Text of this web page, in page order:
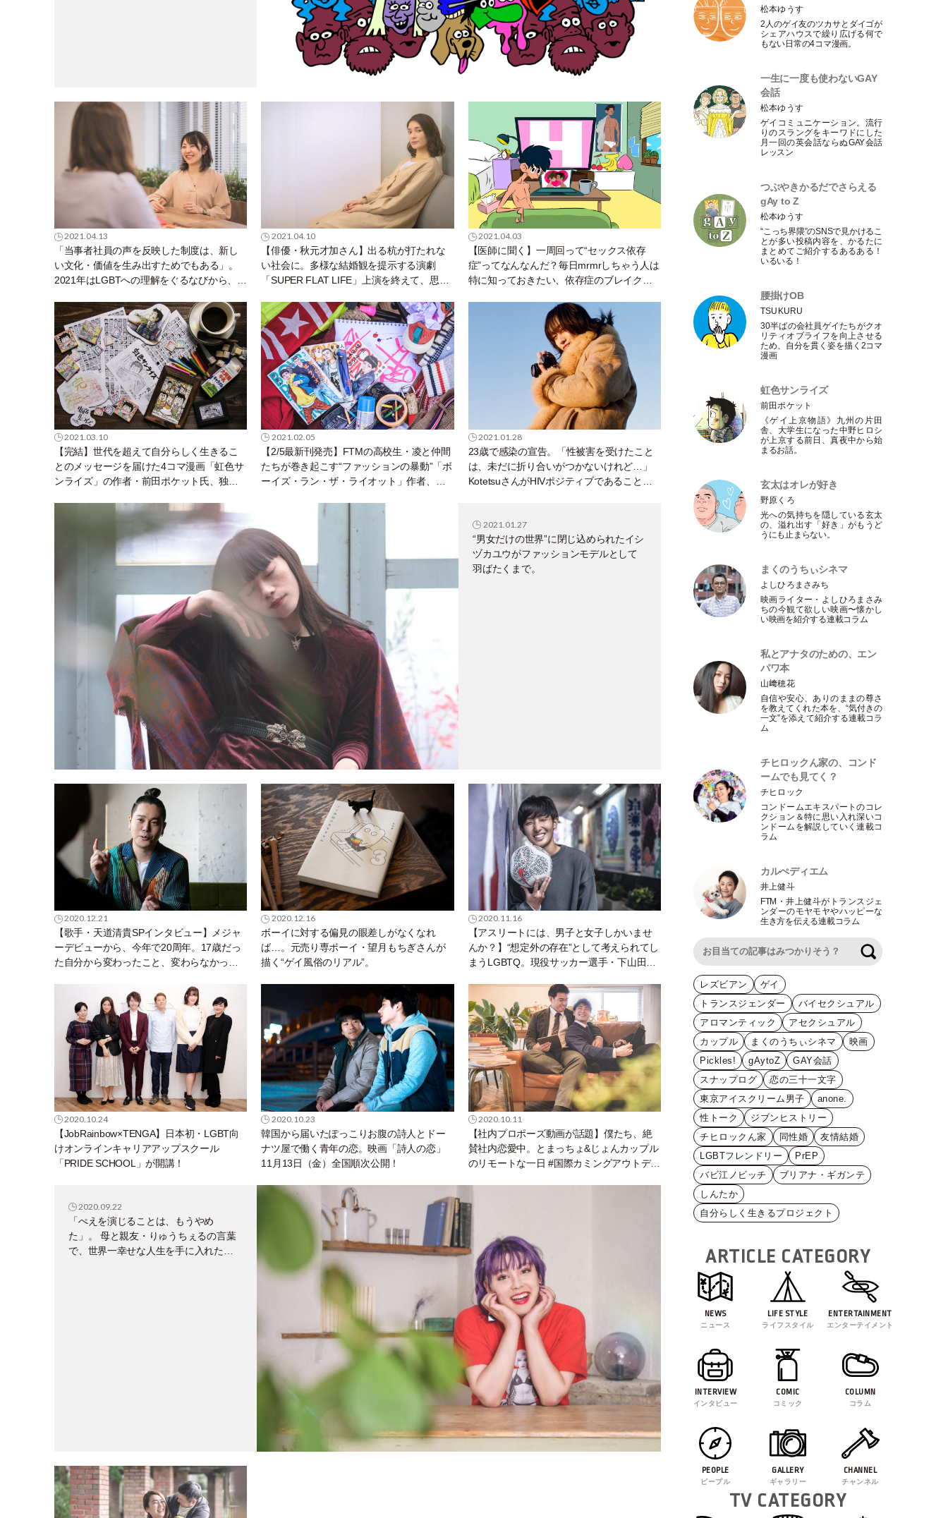
2021.04.13
「当事者社員の声を反映した制度は、新し
い文化・価値を生み出すためでもある」。
2021年はLGBTへの理解をぐるなびから、飲
2021.04.10
【俳優・秋元才加さん】出る杭が打たれな
い社会に。多様な結婚観を提示する演劇
「SUPER FLAT LIFE」上演を終えて、思う
2021.04.03
【医師に聞く】一周回って“セックス依存
症”ってなんなんだ？毎日mrmrしちゃう人は
特に知っておきたい、依存症のブレイクス
2021.03.10
【完結】世代を超えて自分らしく生きるこ
とのメッセージを届けた4コマ漫画「虹色サ
ンライズ」の作者・前田ポケット氏、独占
2021.02.05
【2/5最新刊発売】FTMの高校生・凌と仲間
たちが巻き起こす“ファッションの暴動”「ボ
ーイズ・ラン・ザ・ライオット」作者、学
2021.01.28
23歳で感染の宣告。「性被害を受けたこと
は、未だに折り合いがつかないけれど…」
KotetsuさんがHIVポジティブであることを
2021.01.27
“男女だけの世界”に閉じ込められたイシ
ヅカユウがファッションモデルとして
羽ばたくまで。
2020.12.21
【歌手・天道清貴SPインタビュー】メジャ
ーデビューから、今年で20周年。17歳だっ
た自分から変わったこと、変わらなかった
2020.12.16
ボーイに対する偏見の眼差しがなくなれ
ば…。元売り専ボーイ・望月もちぎさんが
描く“ゲイ風俗のリアル”。
2020.11.16
【アスリートには、男子と女子しかいませ
んか？】“想定外の存在”として考えられてし
まうLGBTQ。現役サッカー選手・下山田志
2020.10.24
【JobRainbow×TENGA】日本初・LGBT向
けオンラインキャリアアップスクール
「PRIDE SCHOOL」が開講！
2020.10.23
韓国から届いたぽっこりお腹の詩人とドー
ナツ屋で働く青年の恋。映画「詩人の恋」
11月13日（金）全国順次公開！
2020.10.11
【社内プロポーズ動画が話題】僕たち、絶
賛社内恋愛中。とまっちょ&じょんカップル
のリモートな一日 #国際カミングアウトデー
2020.09.22
「ぺえを演じることは、もうやめ
た」。 母と親友・りゅうちぇるの言葉
で、世界一幸せな人生を手に入れたぺ
松本ゆうす
2人のゲイ友のツカサとダイゴが
シェアハウスで繰り広げる何で
もない日常の4コマ漫画。
一生に一度も使わないGAY
会話
松本ゆうす
ゲイコミュニケーション。流行
りのスラングをキーワドにした
月一回の英会話ならぬGAY会話
レッスン
つぶやきかるだでさらえる
gAy to Z
松本ゆうす
“こっち界隈”のSNSで見かけるこ
とが多い投稿内容を、かるたに
まとめてご紹介するあるある！
いるいる！
腰掛けOB
TSUKURU
30半ばの会社員ゲイたちがクオ
リティオブライフを向上させる
ため、自分を貫く姿を描く2コマ
漫画
虹色サンライズ
前田ポケット
《ゲイ上京物語》九州の片田
舎、大学生になった中野ヒロシ
が上京する前日、真夜中から始
まるお話。
玄太はオレが好き
野原くろ
光への気持ちを隠している玄太
の、溢れ出す 「好き 」がもうど
うにも止まらない。
まくのうちぃシネマ
よしひろまさみち
映画ライター ・ よしひろまさみ
ちの今観て欲しい映画〜懐かし
い映画を紹介する連載コラム
私とアナタのための、エン
パワ本
山﨑穂花
自信や安心、ありのままの尊さ
を教えてくれた本を、“気付きの
一文”を添えて紹介する連載コラ
ム
チヒロックん家の、コンド
ームでも見てく？
チヒロック
コンドームエキスパートのコレ
クション＆特に思い入れ深いコ
ンドームを解説していく連載コ
ラム
カルぺディエム
井上健斗
FTM ・井上健斗がトランスジェ
ンダーのモヤモヤやハッピーな
生き方を伝える連載コラム
レズビアン
ゲイ
トランスジェンダー
バイセクシュアル
アロマンティック
アセクシュアル
カップル
まくのうちぃシネマ
映画
Pickles!
gAytoZ
GAY会話
スナップログ
恋の三十一文字
東京アイスクリーム男子
anone.
性トーク
ジブンヒストリー
チヒロックん家
同性婚
友情結婚
LGBTフレンドリー
PrEP
バビ江ノビッチ
ブリアナ・ギガンテ
しんたか
自分らしく生きるプロジェクト
ARTICLE CATEGORY
NEWS
ニュース
LIFE STYLE
ライフスタイル
ENTERTAINMENT
エンターテイメント
INTERVIEW
インタビュー
COMIC
コミック
COLUMN
コラム
PEOPLE
ピープル
GALLERY
ギャラリー
CHANNEL
チャンネル
TV CATEGORY